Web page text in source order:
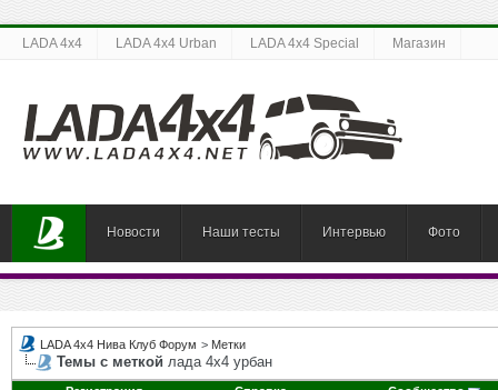
LADA 4x4 LADA 4x4 Urban LADA 4x4 Special Магазин
Новости Наши тесты Интервью Фото
LADA 4x4 Нива Клуб Форум > Метки
Темы с меткой лада 4х4 урбан